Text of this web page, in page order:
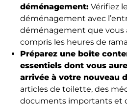
déménagement: Vérifiez
déménagement avec
déménagement que vous
compris les heures de
Préparez une boîte
essentiels dont vous
arrivée à votre nouveau
articles de toilette, des
documents importants et